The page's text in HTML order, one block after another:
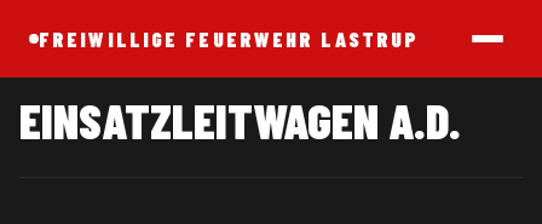
FREIWILLIGE FEUERWEHR LASTRUP
EINSATZLEITWAGEN A.D.